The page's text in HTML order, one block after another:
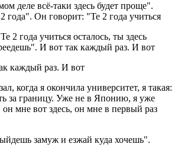
деле всё-таки здесь будет проще".
года". Он говорит: "Те 2 года учиться
2 года учиться осталось, ты здесь
И вот так каждый раз. И вот
каждый раз. И вот
когда я окончила университет, я такая:
за границу. Уже не в Японию, я уже
мне вот здесь, он мне в первый раз
замуж и езжай куда хочешь".